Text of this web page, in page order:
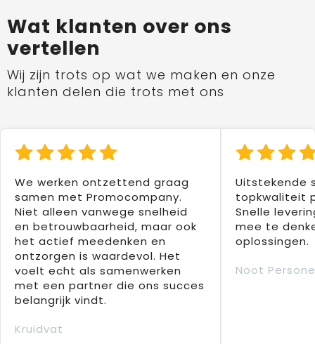
Wat klanten over ons
vertellen
Wij zijn trots op wat we maken en onze
klanten delen die trots met ons
We werken ontzettend graag
samen met Promocompany.
Niet alleen vanwege snelheid
en betrouwbaarheid, maar ook
het actief meedenken en
ontzorgen is waardevol. Het
voelt echt als samenwerken
met een partner die ons succes
belangrijk vindt.
Kruidvat
Uitstekende
topkwaliteit
Snelle
mee te
oplossingen.
Noot